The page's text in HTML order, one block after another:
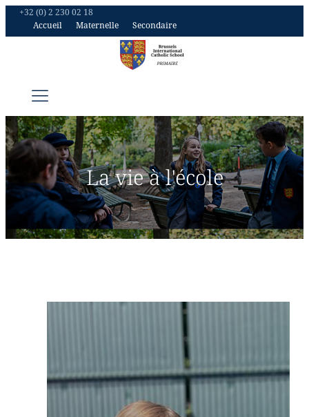
+32 (0) 2 230 02 18
Accueil
Maternelle Secondaire
La vie à l'école